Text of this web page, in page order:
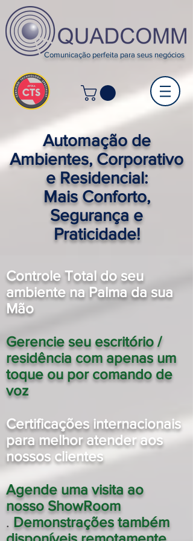
Comunicação perfeita para seus negócios
Automação de
Ambientes, Corporativo
e Residencial:
Mais Conforto,
Segurança e
Praticidade!
Controle Total do seu
ambiente na Palma da sua
Mão
Gerencie seu escritório /
residência com apenas um
toque ou por comando de
voz
Certificações internacionais
para melhor atender aos
nossos clientes
Agende uma visita ao
nosso ShowRoom
. Demonstrações também